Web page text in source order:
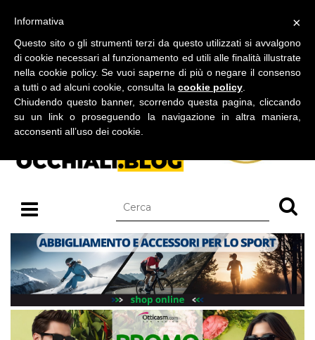
BLOG SU OCCHIALI DA SOLE E OCCHIALI DA VISTA
×
Informativa
Questo sito o gli strumenti terzi da questo utilizzati si avvalgono
di cookie necessari al funzionamento ed utili alle finalità illustrate
nella cookie policy. Se vuoi saperne di più o negare il consenso
a tutti o ad alcuni cookie, consulta la cookie policy
Chiudendo questo banner, scorrendo questa pagina, cliccando
su un link o proseguendo la navigazione in altra maniera,
acconsenti all’uso dei cookie.